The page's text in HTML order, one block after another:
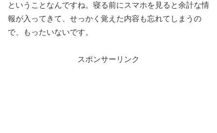
ということなんですね。寝る前にスマホを見ると余計な情
報が入ってきて、せっかく覚えた内容も忘れてしまうの
で、もったいないです。
スポンサーリンク